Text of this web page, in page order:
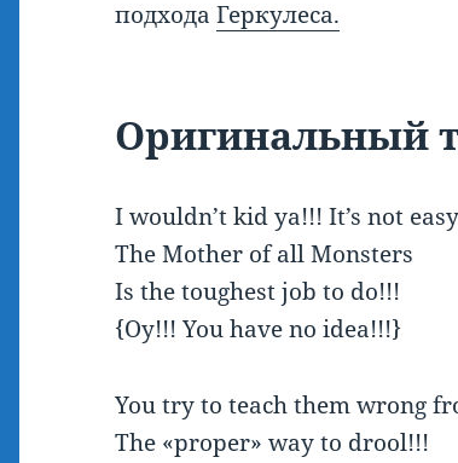
подходаГеркулеса.
Оригинальный
I wouldn’t kid ya!!! It’s not
The Mother of all Monsters
Is the toughest job to do!!!
{Oy!!! You have no idea!!!}
You try to teach them wrong
The «proper» way to drool!!!